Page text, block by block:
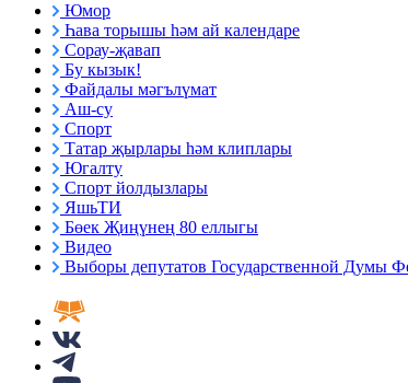
Юмор
Һава торышы һәм ай календаре
Сорау-җавап
Бу кызык!
Файдалы мәгълүмат
Аш-су
Спорт
Татар җырлары һәм клиплары
Югалту
Спорт йолдызлары
ЯшьТИ
Бөек Җиңүнең 80 еллыгы
Видео
Выборы депутатов Государственной Думы